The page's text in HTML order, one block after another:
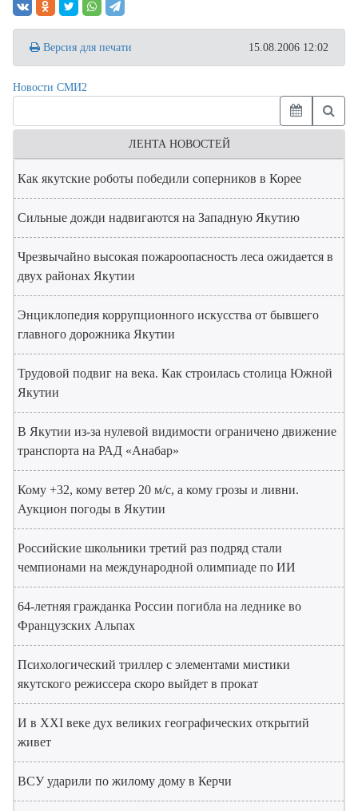
Версия для печати 15.08.2006 12:02
Новости СМИ2
ЛЕНТА НОВОСТЕЙ
Как якутские роботы победили соперников в Корее
Сильные дожди надвигаются на Западную Якутию
Чрезвычайно высокая пожароопасность леса ожидается в
двух районах Якутии
Энциклопедия коррупционного искусства от бывшего
главного дорожника Якутии
Трудовой подвиг на века. Как строилась столица Южной
Якутии
В Якутии из-за нулевой видимости ограничено движение
транспорта на РАД «Анабар»
Кому +32, кому ветер 20 м/с, а кому грозы и ливни.
Аукцион погоды в Якутии
Российские школьники третий раз подряд стали
чемпионами на международной олимпиаде по ИИ
64-летняя гражданка России погибла на леднике во
Французских Альпах
Психологический триллер с элементами мистики
якутского режиссера скоро выйдет в прокат
И в XXI веке дух великих географических открытий
живет
ВСУ ударили по жилому дому в Керчи